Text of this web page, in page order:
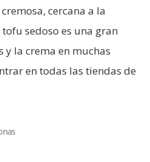
cercana a la
sedoso es una gran
y la crema en muchas
en todas las tiendas de